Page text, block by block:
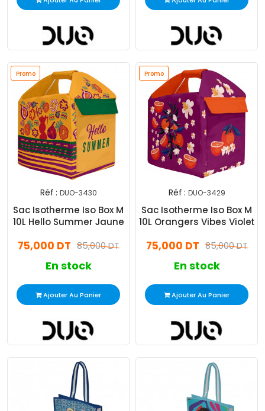
Promo
Réf : DUO-3430
Sac Isotherme Iso Box M
10L Hello Summer Jaune
85,000 DT
75,000 DT
En stock
Ajouter Au Panier
Promo
Réf : DUO-3429
Sac Isotherme Iso Box M
10L Orangers Vibes Violet
85,000 DT
75,000 DT
En stock
Ajouter Au Panier